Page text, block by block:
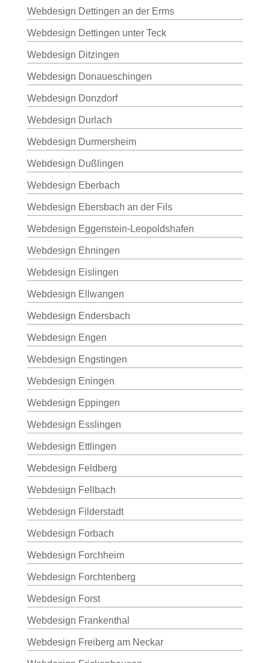
Webdesign Dettingen an der Erms
Webdesign Dettingen unter Teck
Webdesign Ditzingen
Webdesign Donaueschingen
Webdesign Donzdorf
Webdesign Durlach
Webdesign Durmersheim
Webdesign Dußlingen
Webdesign Eberbach
Webdesign Ebersbach an der Fils
Webdesign Eggenstein-Leopoldshafen
Webdesign Ehningen
Webdesign Eislingen
Webdesign Ellwangen
Webdesign Endersbach
Webdesign Engen
Webdesign Engstingen
Webdesign Eningen
Webdesign Eppingen
Webdesign Esslingen
Webdesign Ettlingen
Webdesign Feldberg
Webdesign Fellbach
Webdesign Filderstadt
Webdesign Forbach
Webdesign Forchheim
Webdesign Forchtenberg
Webdesign Forst
Webdesign Frankenthal
Webdesign Freiberg am Neckar